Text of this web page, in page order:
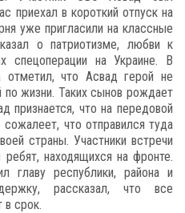
приехал в короткий отпуск на
уже пригласили на классные
о патриотизме, любви к
спецоперации на Украине. В
отметил, что Асвад герой не
по жизни. Таких сынов рождает
признается, что на передовой
сожалеет, что отправился туда
страны. Участники встречи
находящихся на фронте.
главу республики, района и
рассказал, что все
в срок.